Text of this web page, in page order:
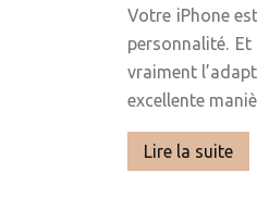
Votre iPhone
personnalité.
vraiment
excellente
Lire la suite